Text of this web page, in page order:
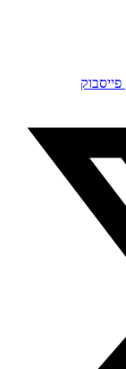
פייסבוק